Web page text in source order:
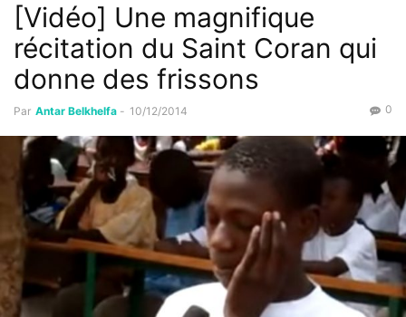
[Vidéo] Une magnifique
récitation du Saint Coran qui
donne des frissons
Par Antar Belkhelfa - 10/12/2014 0